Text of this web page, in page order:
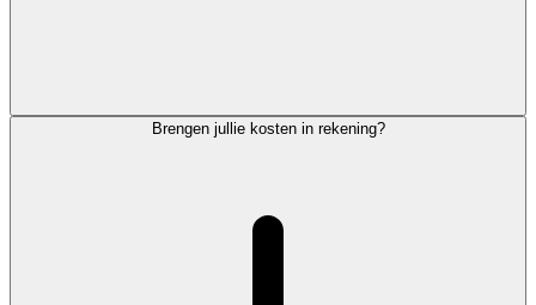
Brengen jullie kosten in rekening?